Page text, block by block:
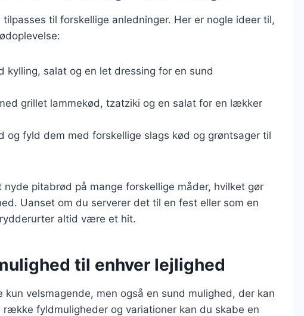
til forskellige anledninger. Her er nogle ideer til,
kylling, salat og en let dressing for en sund
grillet lammekød, tzatziki og en salat for en lækker
og fyld dem med forskellige slags kød og grøntsager til
pitabrød på mange forskellige måder, hvilket gør
Uanset om du serverer det til en fest eller som en
altid være et hit.
til enhver lejlighed
velsmagende, men også en sund mulighed, der kan
fyldmuligheder og variationer kan du skabe en